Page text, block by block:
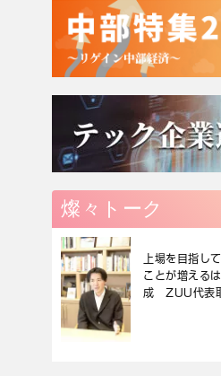
燦々トーク
上場を目指し
ことが増える
成 ZUU代表